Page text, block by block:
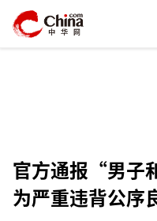
官方通报“男子
为严重违背公序